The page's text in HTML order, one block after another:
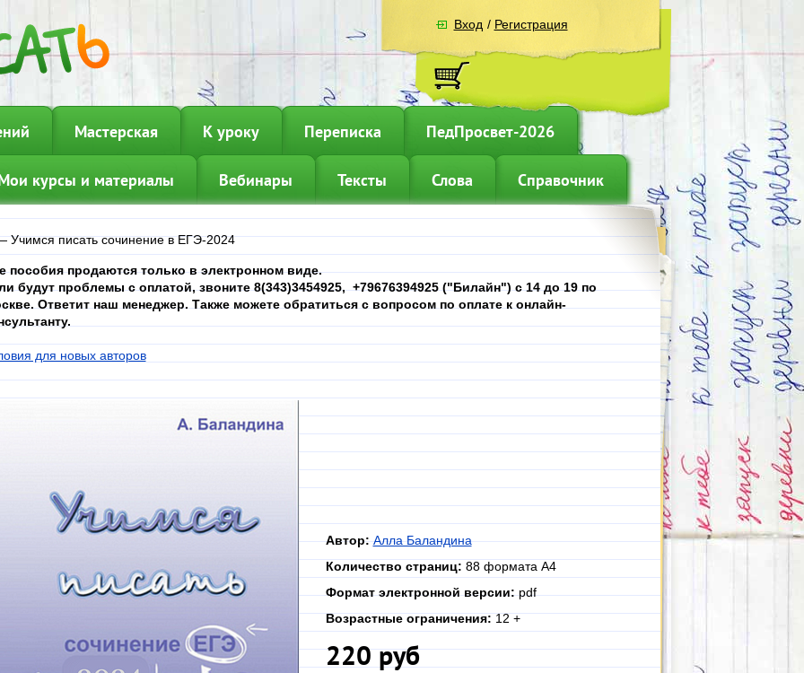
Вход / Регистрация
Мастерская К уроку Переписка ПедПросвет-2026
курсы и материалы Вебинары Тексты Слова Справочник
Учимся писать сочинение в ЕГЭ-2024
пособия продаются только в электронном виде.
будут проблемы с оплатой, звоните 8(343)3454925, +79676394925 ("Билайн") с 14 до 19 по
Ответит наш менеджер. Также можете обратиться с вопросом по оплате к онлайн-
для новых авторов
Автор: Алла Баландина
Количество страниц: 88 формата А4
Формат электронной версии: pdf
Возрастные ограничения: 12 +
220 руб